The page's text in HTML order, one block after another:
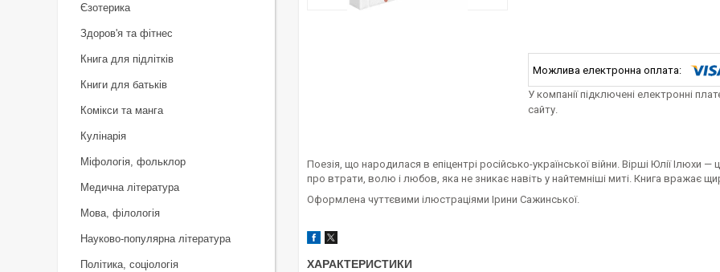
У компанії підключені електронні
сайту.
Поезія, що народилася в епіцентрі російсько-української війни. Вірші Юлії Ілюхи —
про втрати, волю і любов, яка не зникає навіть у найтемніші миті. Книга вражає
Оформлена чуттєвими ілюстраціями Ірини Сажинської.
ХАРАКТЕРИСТИКИ
Єзотерика
Здоров'я та фітнес
Книга для підлітків
Книги для батьків
Комікси та манга
Кулінарія
Міфологія, фольклор
Медична література
Мова, філологія
Науково-популярна література
Політика, соціологія